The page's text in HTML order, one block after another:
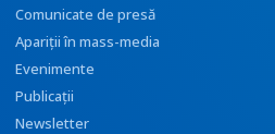
Comunicate de presă
Apariţii în mass-media
Evenimente
Publicații
Newsletter